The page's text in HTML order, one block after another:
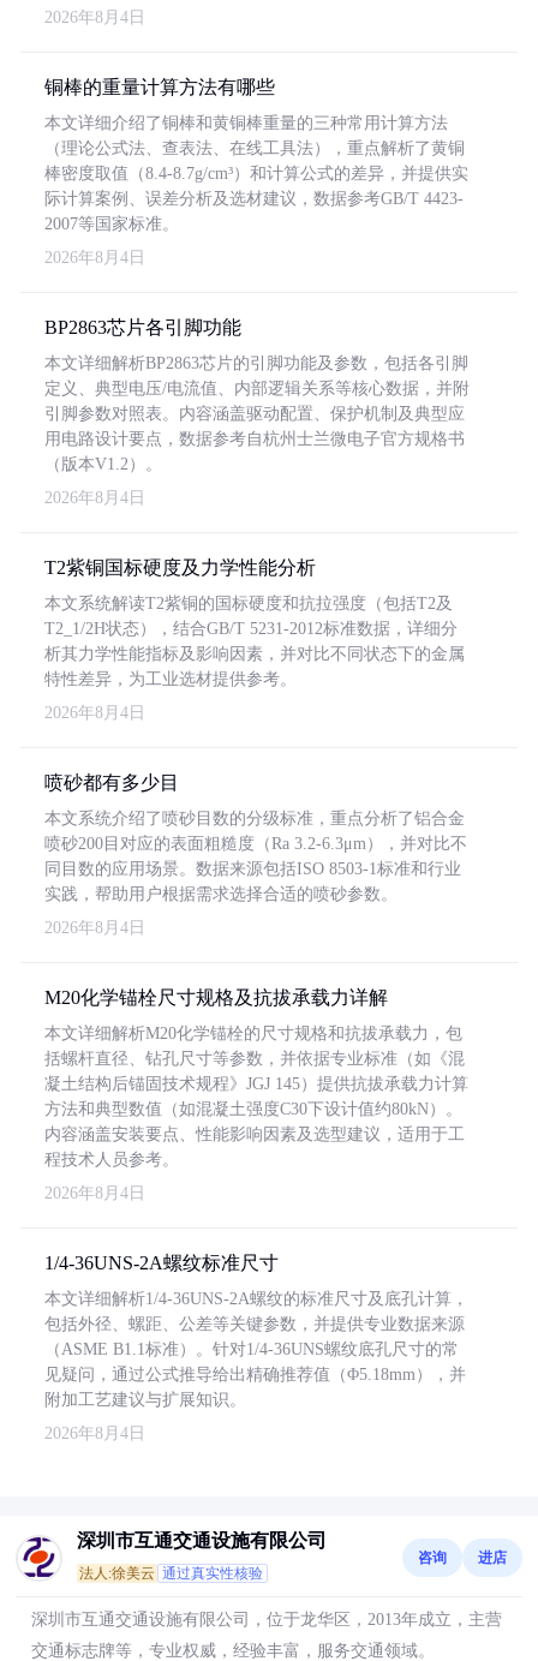
2026年8月4日
铜棒的重量计算方法有哪些
本文详细介绍了铜棒和黄铜棒重量的三种常用计算方法
（理论公式法、查表法、在线工具法），重点解析了黄铜
棒密度取值（8.4-8.7g/cm³）和计算公式的差异，并提供实
际计算案例、误差分析及选材建议，数据参考GB/T 4423-
2007等国家标准。
2026年8月4日
BP2863芯片各引脚功能
本文详细解析BP2863芯片的引脚功能及参数，包括各引脚
定义、典型电压/电流值、内部逻辑关系等核心数据，并附
引脚参数对照表。内容涵盖驱动配置、保护机制及典型应
用电路设计要点，数据参考自杭州士兰微电子官方规格书
（版本V1.2）。
2026年8月4日
T2紫铜国标硬度及力学性能分析
本文系统解读T2紫铜的国标硬度和抗拉强度（包括T2及
T2_1/2H状态），结合GB/T 5231-2012标准数据，详细分
析其力学性能指标及影响因素，并对比不同状态下的金属
特性差异，为工业选材提供参考。
2026年8月4日
喷砂都有多少目
本文系统介绍了喷砂目数的分级标准，重点分析了铝合金
喷砂200目对应的表面粗糙度（Ra 3.2-6.3μm），并对比不
同目数的应用场景。数据来源包括ISO 8503-1标准和行业
实践，帮助用户根据需求选择合适的喷砂参数。
2026年8月4日
M20化学锚栓尺寸规格及抗拔承载力详解
本文详细解析M20化学锚栓的尺寸规格和抗拔承载力，包
括螺杆直径、钻孔尺寸等参数，并依据专业标准（如《混
凝土结构后锚固技术规程》JGJ 145）提供抗拔承载力计算
方法和典型数值（如混凝土强度C30下设计值约80kN）。
内容涵盖安装要点、性能影响因素及选型建议，适用于工
程技术人员参考。
2026年8月4日
1/4-36UNS-2A螺纹标准尺寸
本文详细解析1/4-36UNS-2A螺纹的标准尺寸及底孔计算，
包括外径、螺距、公差等关键参数，并提供专业数据来源
（ASME B1.1标准）。针对1/4-36UNS螺纹底孔尺寸的常
见疑问，通过公式推导给出精确推荐值（Φ5.18mm），并
附加工艺建议与扩展知识。
2026年8月4日
深圳市互通交通设施有限公司
法人:徐美云 通过真实性核验
咨询 进店
深圳市互通交通设施有限公司，位于龙华区，2013年成立，主营
交通标志牌等，专业权威，经验丰富，服务交通领域。